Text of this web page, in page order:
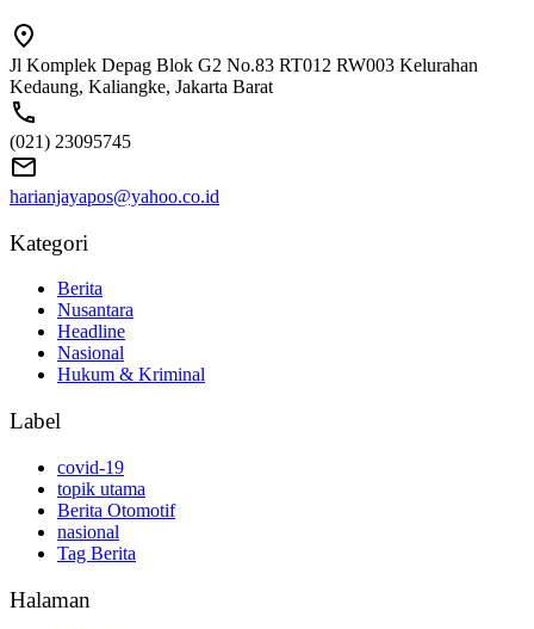
Jl Komplek Depag Blok G2 No.83 RT012 RW003 Kelurahan
Kedaung, Kaliangke, Jakarta Barat
(021) 23095745
harianjayapos@yahoo.co.id
Kategori
Berita
Nusantara
Headline
Nasional
Hukum & Kriminal
Label
covid-19
topik utama
Berita Otomotif
nasional
Tag Berita
Halaman